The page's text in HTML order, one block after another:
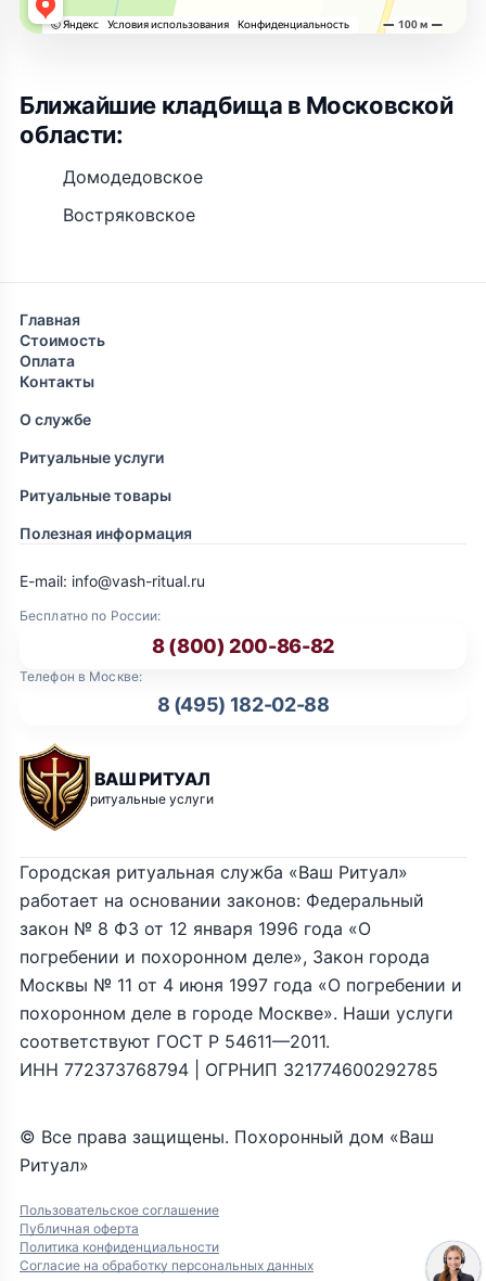
Ближайшие кладбища в Московской
области:
Домодедовское
Востряковское
Главная
Стоимость
Оплата
Контакты
О службе
Ритуальные услуги
Ритуальные товары
Полезная информация
ВАШ РИТУАЛ
ритуальные услуги
Бесплатно по России:
8 (800) 200-86-82
Телефон в Москве:
8 (495) 182-02-88
E-mail: info@vash-ritual.ru
© Все права защищены. Похоронный дом «Ваш
Ритуал»
Пользовательское соглашение
Публичная оферта
Политика конфиденциальности
Согласие на обработку персональных данных
Городская ритуальная служба «Ваш Ритуал»
работает на основании законов: Федеральный
закон № 8 ФЗ от 12 января 1996 года «О
погребении и похоронном деле», Закон города
Москвы № 11 от 4 июня 1997 года «О погребении и
похоронном деле в городе Москве». Наши услуги
соответствуют ГОСТ Р 54611—2011.
ИНН 772373768794 | ОГРНИП 321774600292785